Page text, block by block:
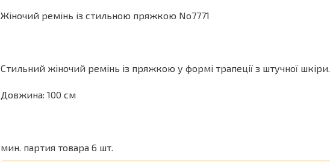
Жіночий ремінь із стильною пряжкою No7771
Стильний жіночий ремінь із пряжкою у формі трапеції з штучної шкіри.
Довжина: 100 см
мин. партия товара 6 шт.